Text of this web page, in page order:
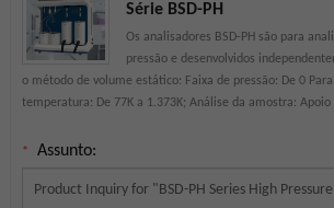
Série BSD-PH
Os analisadores BSD-PH são para
pressão e desenvolvidos
o método de volume estático: Faixa de pressão: De 0
temperatura: De 77K a 1.373K; Análise da amostra:
* Assunto: